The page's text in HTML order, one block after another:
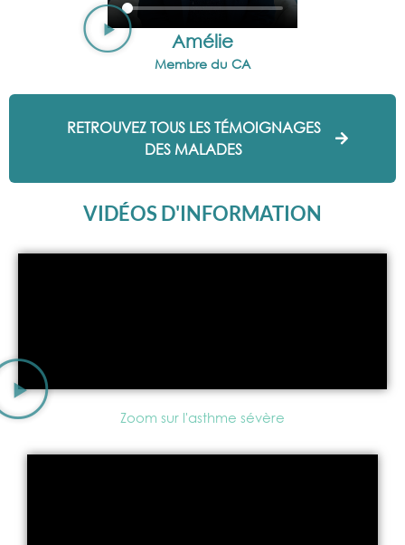
Amélie
Membre du CA
RETROUVEZ TOUS LES TÉMOIGNAGES
DES MALADES
VIDÉOS D'INFORMATION
Zoom sur l'asthme sévère